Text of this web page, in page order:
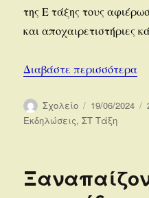
της Ε τάξης τους
και αποχαιρετιστήριες
Διαβάστε περισσότερα
Συντάκτης
Σχολείο
την
19/06/2024
Εκδηλώσεις,ΣΤ Τάξη